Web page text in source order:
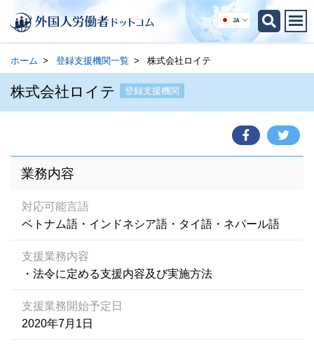
JA
ホーム 登録支援機関一覧 株式会社ロイテ
株式会社ロイテ 登録支援機関
業務内容
対応可能言語
ベトナム語・インドネシア語・タイ語・ネパール語
支援業務内容
・法令に定める支援内容及び実施方法
支援業務開始予定日
2020年7月1日